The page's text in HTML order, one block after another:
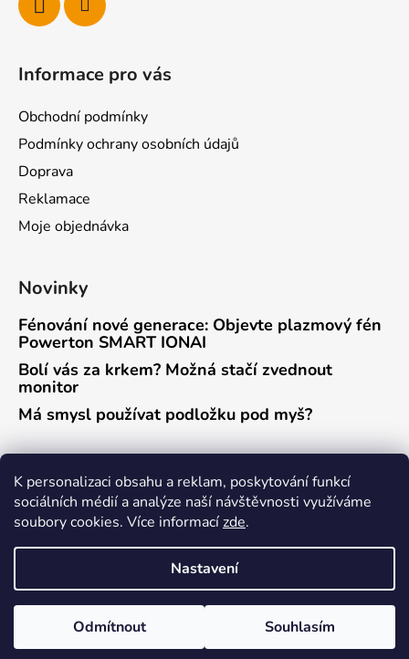
K personalizaci obsahu a reklam, poskytování funkcí
sociálních médií a analýze naší návštěvnosti využíváme
soubory cookies. Více informacízde.
Nastavení
Odmítnout Souhlasím
Informace pro vás
Obchodní podmínky
Podmínky ochrany osobních údajů
Doprava
Reklamace
Moje objednávka
Novinky
Fénování nové generace: Objevte plazmový fén
Powerton SMART IONAI
Bolí vás za krkem? Možná stačí zvednout
monitor
Má smysl používat podložku pod myš?
Přijímáme online platby
Vytvořil Shoptet
Copyright 2026
. Všechna práva
vyhrazena.Upravit nastavení cookies